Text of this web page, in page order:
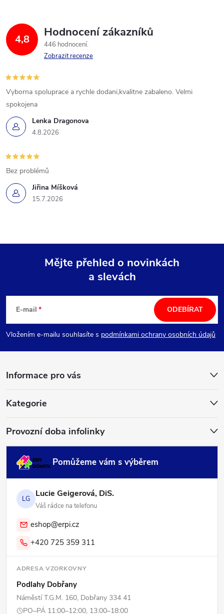
4,8 Hodnocení zákazníků
446 hodnocení
Zobrazit recenze
Lenka Dragonova
4.8.2026
Vyborna spoluprace a rychle dodani,kvalitne zabaleno. Velmi
spokojena
Jiřina Míšková
15.7.2026
Bez problémů
p
a
Mějte přehled o novinkách
a slevách
E-mail
Vložením e-mailu souhlasíte s podmínkami ochrany osobních údajů
ODEBÍRAT
Informace pro vás
Kategorie
Provozní doba infolinky
Pomůžeme vám s výběrem
LG Lucie Geigerová, DiS.
Váš rádce na telefonu
eshop@erpi.cz
+420 725 359 311
ADRESA VZORKOVNY
Podlahy Dobřany
Náměstí T.G.M. 160, Dobřany 334 41
PO–PÁ 11:00–12:00, 13:00–18:00